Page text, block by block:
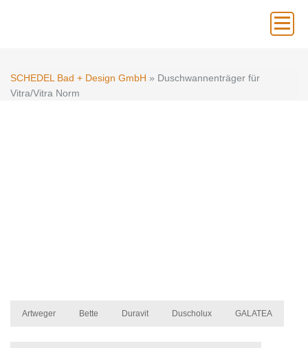
×
SCHEDEL Bad + Design GmbH » Duschwannenträger für
Vitra/Vitra Norm
Artweger Bette Duravit Duscholux GALATEA